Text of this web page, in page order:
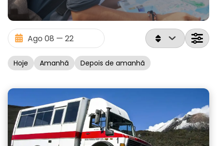
Hoje Amanhã Depois de amanhã